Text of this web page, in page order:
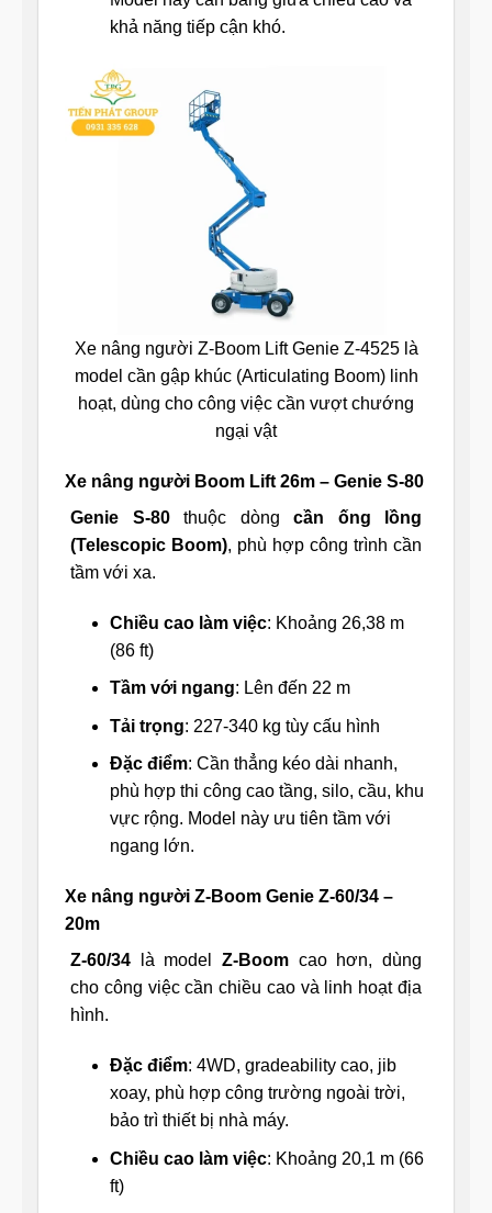
khả năng tiếp cận khó.
Xe nâng người Z-Boom Lift Genie Z-4525 là
model cần gập khúc (Articulating Boom) linh
hoạt, dùng cho công việc cần vượt chướng
ngại vật
Xe nâng người Boom Lift 26m – Genie S-80
Genie S-80thuộc dòng cần ống lồng
(Telescopic Boom), phù hợp công trình cần
tầm với xa.
Chiều cao làm việc: Khoảng 26,38 m
(86 ft)
Tầm với ngang: Lên đến 22 m
Tải trọng: 227-340 kg tùy cấu hình
Đặc điểm: Cần thẳng kéo dài nhanh,
phù hợp thi công cao tầng, silo, cầu, khu
vực rộng. Model này ưu tiên tầm với
ngang lớn.
Xe nâng người Z-Boom Genie Z-60/34 –
20m
Z-60/34 là model Z-Boom cao hơn, dùng
cho công việc cần chiều cao và linh hoạt địa
hình.
Đặc điểm: 4WD, gradeability cao, jib
xoay, phù hợp công trường ngoài trời,
bảo trì thiết bị nhà máy.
Chiều cao làm việc: Khoảng 20,1 m (66
ft)